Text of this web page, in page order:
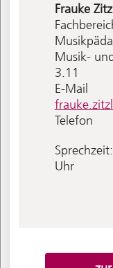
Frauke
Musik-
3.11
E-Mail
Telefon
Uhr